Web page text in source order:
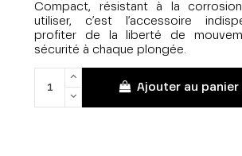
Compact, résistant à la
utiliser, c’est l’accessoire
profiter de la liberté de
sécurité à chaque plongée.
Ajouter au panier